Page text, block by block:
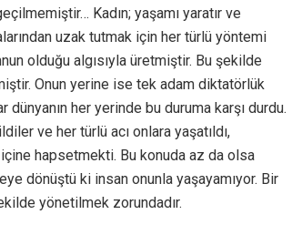
Kadın; yaşamı yaratır ve
uzak tutmak için her türlü yöntemi
olduğu algısıyla üretmiştir. Bu şekilde
Onun yerine ise tek adam diktatörlük
her yerinde bu duruma karşı durdu.
ve her türlü acı onlara yaşatıldı,
hapsetmekti. Bu konuda az da olsa
dönüştü ki insan onunla yaşayamıyor. Bir
yönetilmek zorundadır.